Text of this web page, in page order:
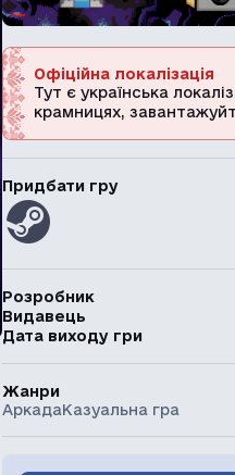
Офіційна локалізація
Тут є українська
крамницях,
Придбати гру
Розробник
Видавець
Дата виходу гри
Жанри
АркадаКазуальна гра